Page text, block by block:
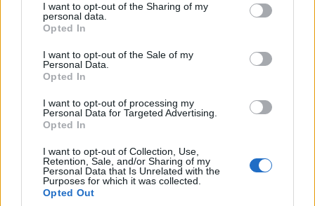
I want to opt-out of the Sharing of my
personal data.
Opted In
I want to opt-out of the Sale of my
Personal Data.
Opted In
I want to opt-out of processing my
Personal Data for Targeted Advertising.
Opted In
I want to opt-out of Collection, Use,
Retention, Sale, and/or Sharing of my
Personal Data that Is Unrelated with the
Purposes for which it was collected.
Opted Out
okoseszközöket.
Megszólalt a Sziget az energiakrízisről: erre